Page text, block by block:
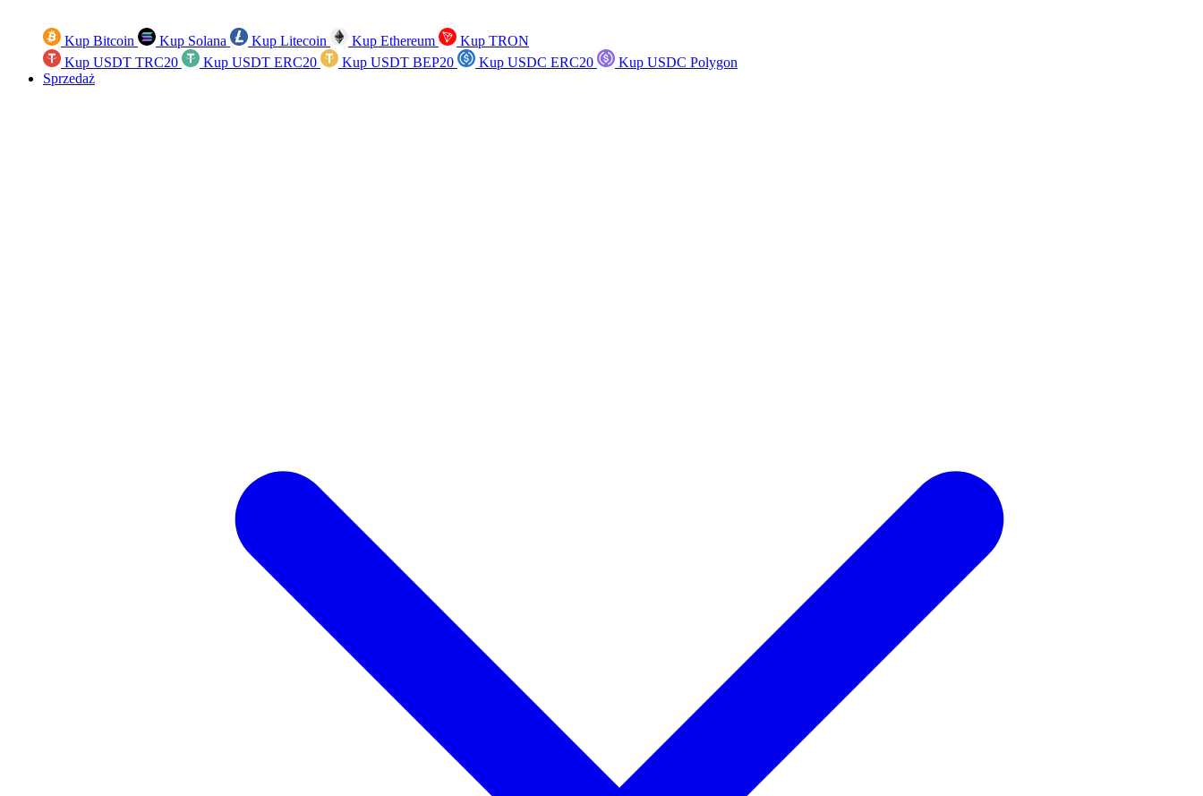
Kup Bitcoin Kup Solana Kup Litecoin Kup Ethereum
Kup TRON
Kup USDT TRC20
Kup USDT ERC20 Kup USDT BEP20 Kup USDC ERC20
Kup USDC Polygon
Sprzedaż